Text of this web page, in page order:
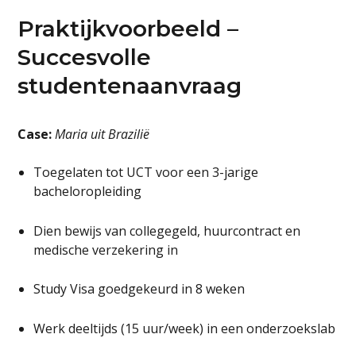
Praktijkvoorbeeld –
Succesvolle
studentenaanvraag
Case:Maria uit Brazilië
Toegelaten tot UCT voor een 3-jarige
bacheloropleiding
Dien bewijs van collegegeld, huurcontract en
medische verzekering in
Study Visa goedgekeurd in 8 weken
Werk deeltijds (15 uur/week) in een onderzoeks­lab